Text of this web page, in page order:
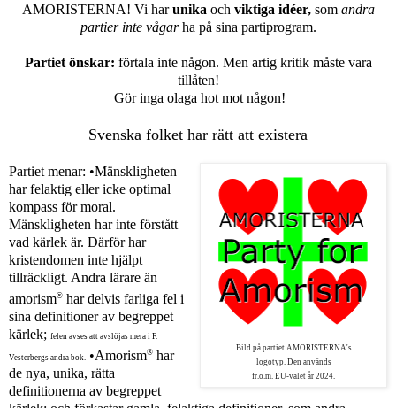
AMORISTERNA! Vi harunika och viktiga idéer,som andra
partier inte vågarha på sina partiprogram.
Partiet önskar: förtala inte någon. Men artig kritik måste vara
tillåten!
Gör inga olaga hot mot någon!
Svenska folket har rätt att existera
Bild på partiet AMORISTERNA's
logotyp. Den används
fr.o.m. EU-valet år 2024.
Partiet menar: •Mänskligheten
har felaktig eller icke optimal
kompass för moral.
Mänskligheten har inte förstått
vad kärlek är. Därför har
kristendomen inte hjälpt
tillräckligt. Andra lärare än
amorism® har delvis farliga fel i
sina definitioner av begreppet
kärlek; felen avses att avslöjas mera i F.
Vesterbergs andra bok. •Amorism® har
de nya, unika, rätta
definitionerna av begreppet